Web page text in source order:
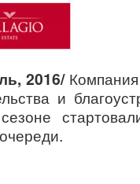
2016/
и